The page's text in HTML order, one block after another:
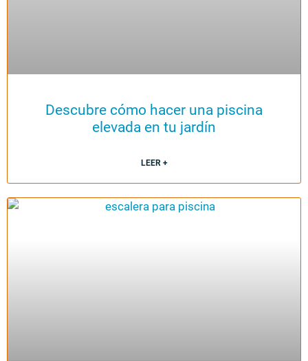
Descubre cómo hacer una piscina
elevada en tu jardín
LEER +